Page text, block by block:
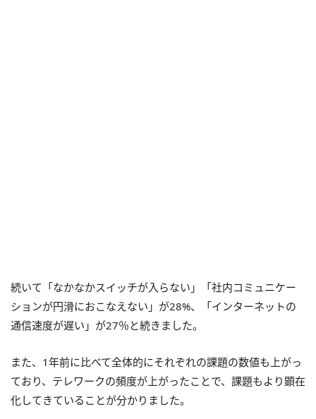
続いて「なかなかスイッチが入らない」「社内コミュニケー
ションが円滑におこなえない」が28%、「インターネットの
通信速度が遅い」が27％と続きました。
また、1年前に比べて全体的にそれぞれの課題の数値も上がっ
ており、テレワークの頻度が上がったことで、課題もより顕在
化してきていることが分かりました。